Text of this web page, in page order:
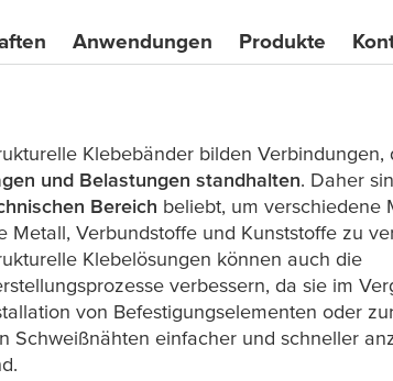
zu
Anwendungen Produkte
Klebebänder bilden Verbindungen,
und Belastungen standhalten. Daher
Bereich beliebt, um verschiedene
Metall, Verbundstoffe und Kunststoffe zu
Klebelösungen können auch die
verbessern, da sie im
von Befestigungselementen oder
Schweißnähten einfacher und schneller